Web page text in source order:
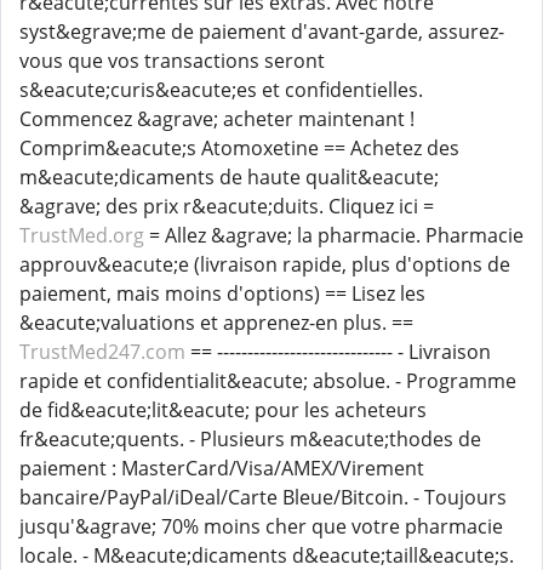
syst&egrave;me de paiement d'avant-garde, assurez-
vous que vos transactions seront
s&eacute;curis&eacute;es et confidentielles.
Commencez &agrave; acheter maintenant !
Comprim&eacute;s Atomoxetine == Achetez des
m&eacute;dicaments de haute qualit&eacute;
&agrave; des prix r&eacute;duits. Cliquez ici =
TrustMed.org = Allez &agrave; la pharmacie. Pharmacie
approuv&eacute;e (livraison rapide, plus d'options de
paiement, mais moins d'options) == Lisez les
&eacute;valuations et apprenez-en plus. ==
TrustMed247.com == ----------------------------- - Livraison
rapide et confidentialit&eacute; absolue. - Programme
de fid&eacute;lit&eacute; pour les acheteurs
fr&eacute;quents. - Plusieurs m&eacute;thodes de
paiement : MasterCard/Visa/AMEX/Virement
bancaire/PayPal/iDeal/Carte Bleue/Bitcoin. - Toujours
jusqu'&agrave; 70% moins cher que votre pharmacie
locale. - M&eacute;dicaments d&eacute;taill&eacute;s.